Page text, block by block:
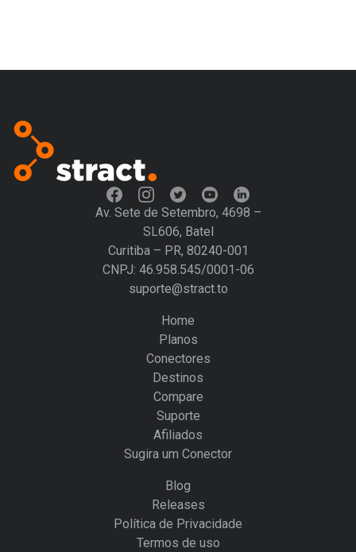
Av. Sete de Setembro, 4698 –
SL606, Batel
Curitiba – PR, 80240-001
CNPJ: 46.958.545/0001-06
suporte@stract.to
Home
Planos
Conectores
Destinos
Compare
Suporte
Afiliados
Sugira um Conector
Blog
Releases
Política de Privacidade
Termos de uso